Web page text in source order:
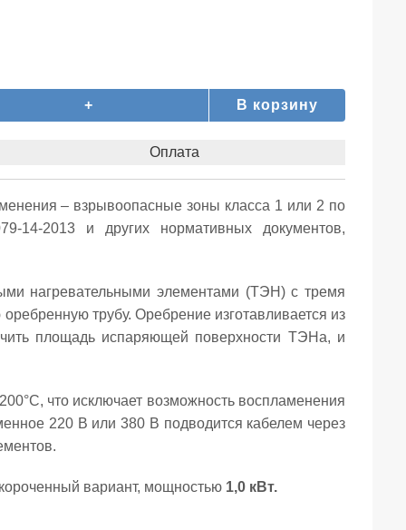
+ В корзину
Оплата
– взрывоопасные зоны класса 1 или 2 по
14-2013 и других нормативных документов,
нагревательными элементами (ТЭН) с тремя
трубу. Оребрение изготавливается из
площадь испаряющей поверхности ТЭНа, и
что исключает возможность воспламенения
220 В или 380 В подводится кабелем через
вариант, мощностью 1,0 кВт.